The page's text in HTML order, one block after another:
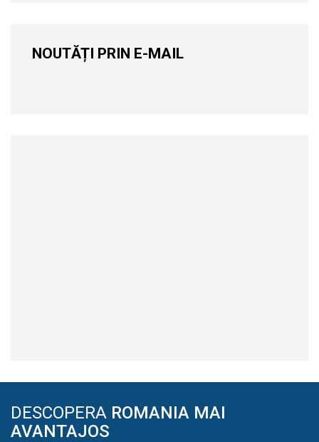
NOUTĂȚI PRIN E-MAIL
DESCOPERA ROMANIA MAI
AVANTAJOS